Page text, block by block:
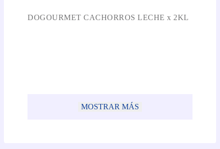
DOGOURMET CACHORROS LECHE x 2KL
MOSTRAR MÁS